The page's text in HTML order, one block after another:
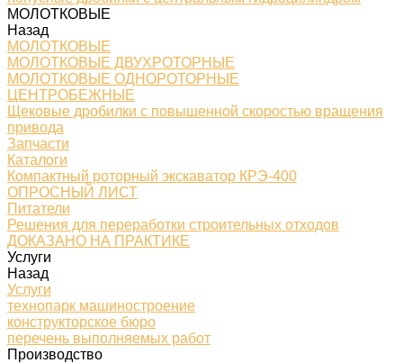
МОЛОТКОВЫЕ
Назад
МОЛОТКОВЫЕ
МОЛОТКОВЫЕ ДВУХРОТОРНЫЕ
МОЛОТКОВЫЕ ОДНОРОТОРНЫЕ
ЦЕНТРОБЕЖНЫЕ
Щековые дробилки с повышенной скоростью вращения
привода
Запчасти
Каталоги
Компактный роторный экскаватор КРЭ-400
ОПРОСНЫЙ ЛИСТ
Питатели
Решения для переработки строительных отходов
ДОКАЗАНО НА ПРАКТИКЕ
Услуги
Назад
Услуги
технопарк машиностроение
конструкторское бюро
перечень выполняемых работ
Производство